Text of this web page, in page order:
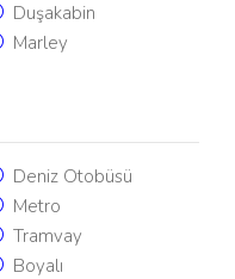
Duşakabin
Marley
Deniz Otobüsü
Metro
Tramvay
Boyalı